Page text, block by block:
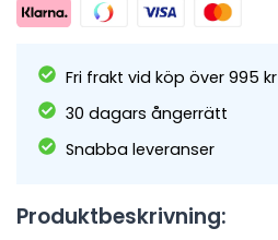
Fri frakt vid köp över 995 kr
30 dagars ångerrätt
Snabba leveranser
Produktbeskrivning: